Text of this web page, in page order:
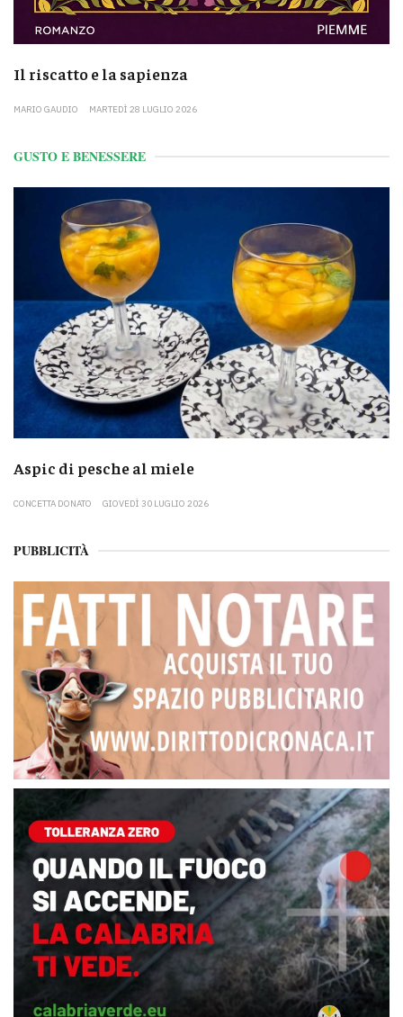
Il riscatto e la sapienza
MARIO GAUDIO MARTEDÌ 28 LUGLIO 2026
GUSTO E BENESSERE
Aspic di pesche al miele
CONCETTA DONATO GIOVEDÌ 30 LUGLIO 2026
PUBBLICITÀ